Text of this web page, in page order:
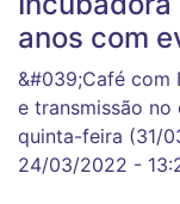
anos com
&#039;Café com
e transmissão no
quinta-feira (31/
24/03/2022 -